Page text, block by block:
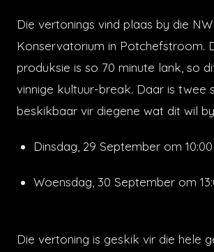
Die vertonings vind plaas by die
Konservatorium in Potchefstroom.
produksie is so 70 minute lank, so
vinnige kultuur-break. Daar is twee
beskikbaar vir diegene wat dit wil
Dinsdag, 29 September om
Woensdag, 30 September om
Die vertoning is geskik vir die hele